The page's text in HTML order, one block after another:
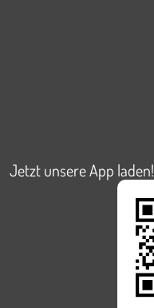
Jetzt unsere App laden!